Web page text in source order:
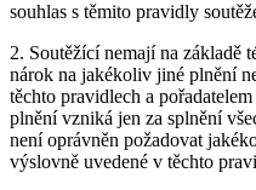
souhlas s těmito pravidly
2. Soutěžící nemají na základě
nárok na jakékoliv jiné plnění
těchto pravidlech a
plnění vzniká jen za splnění
není oprávněn požadovat
výslovně uvedené v těchto